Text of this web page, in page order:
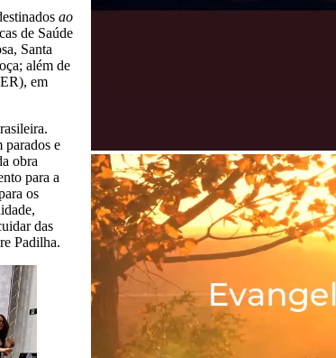
ao
de Saúde
Santa
além de
em
parados e
obra
para a
os
das
Padilha.